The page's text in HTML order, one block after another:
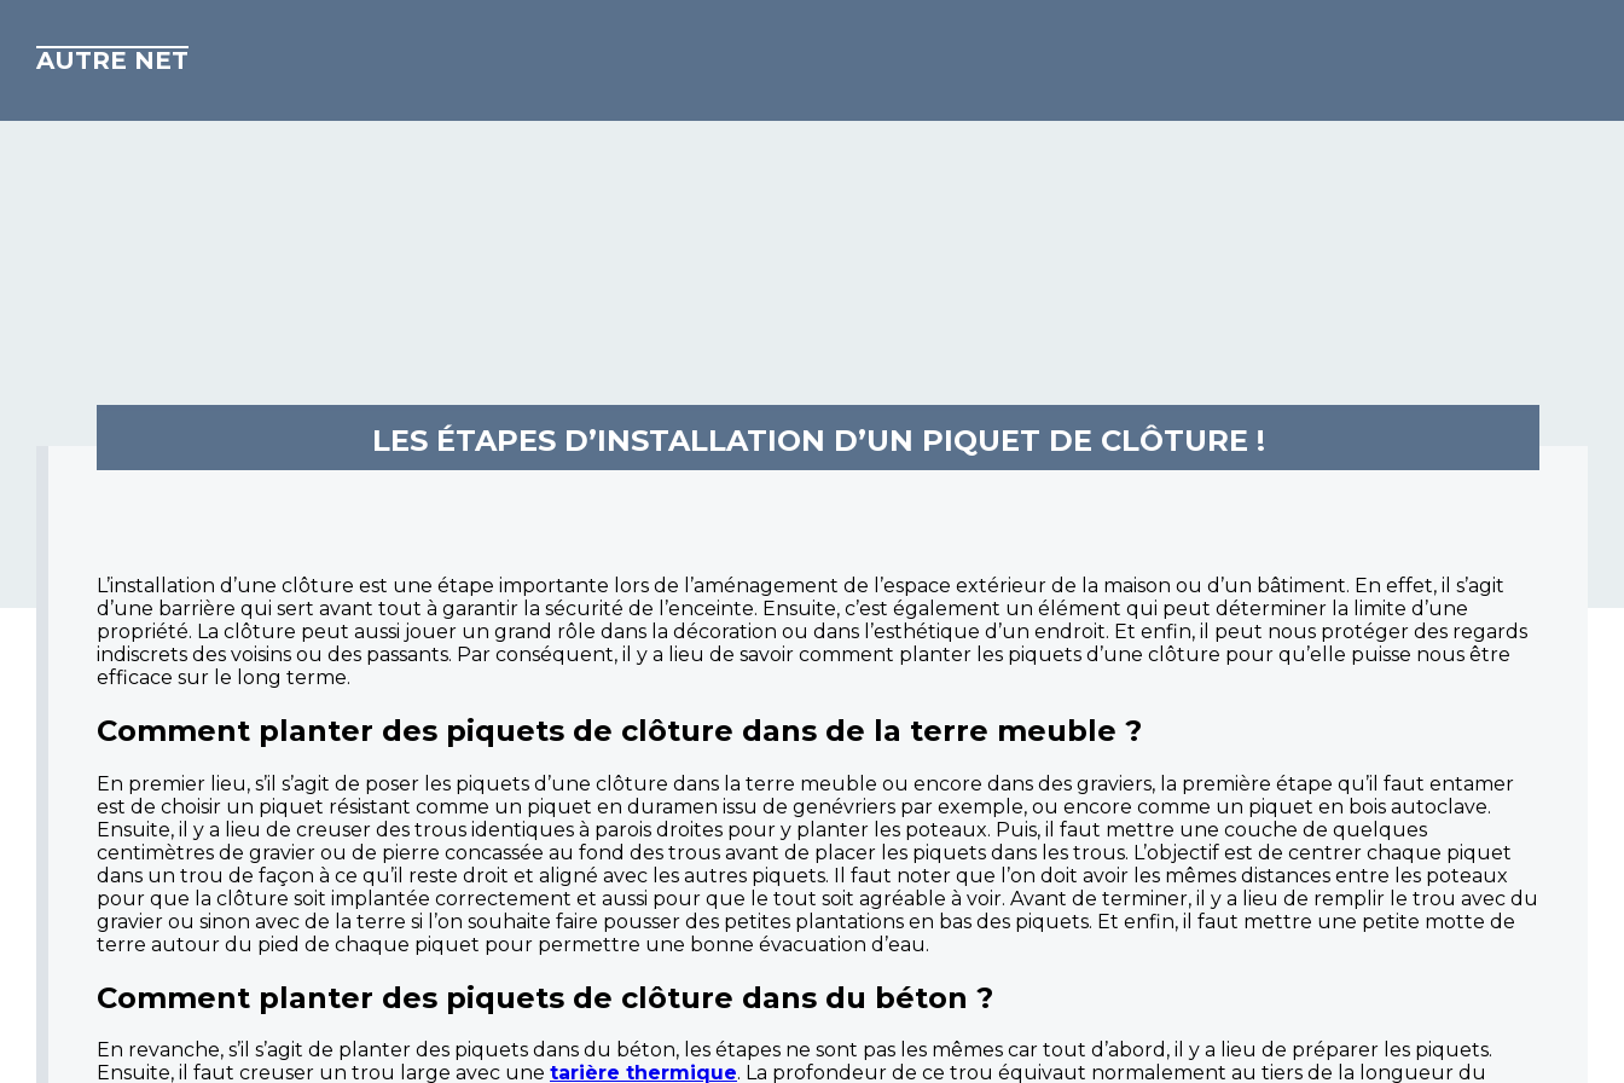
AUTRE NET
LES ÉTAPES D’INSTALLATION D’UN PIQUET DE CLÔTURE !
L’installation d’une clôture est une étape importante lors de l’aménagement de l’espace extérieur de la maison ou d’un bâtiment. En effet, il s’agit
d’une barrière qui sert avant tout à garantir la sécurité de l’enceinte. Ensuite, c’est également un élément qui peut déterminer la limite d’une
propriété. La clôture peut aussi jouer un grand rôle dans la décoration ou dans l’esthétique d’un endroit. Et enfin, il peut nous protéger des regards
indiscrets des voisins ou des passants. Par conséquent, il y a lieu de savoir comment planter les piquets d’une clôture pour qu’elle puisse nous être
efficace sur le long terme.
Comment planter des piquets de clôture dans de la terre meuble ?
En premier lieu, s’il s’agit de poser les piquets d’une clôture dans la terre meuble ou encore dans des graviers, la première étape qu’il faut entamer
est de choisir un piquet résistant comme un piquet en duramen issu de genévriers par exemple, ou encore comme un piquet en bois autoclave.
Ensuite, il y a lieu de creuser des trous identiques à parois droites pour y planter les poteaux. Puis, il faut mettre une couche de quelques
centimètres de gravier ou de pierre concassée au fond des trous avant de placer les piquets dans les trous. L’objectif est de centrer chaque piquet
dans un trou de façon à ce qu’il reste droit et aligné avec les autres piquets. Il faut noter que l’on doit avoir les mêmes distances entre les poteaux
pour que la clôture soit implantée correctement et aussi pour que le tout soit agréable à voir. Avant de terminer, il y a lieu de remplir le trou avec du
gravier ou sinon avec de la terre si l’on souhaite faire pousser des petites plantations en bas des piquets. Et enfin, il faut mettre une petite motte de
terre autour du pied de chaque piquet pour permettre une bonne évacuation d’eau.
Comment planter des piquets de clôture dans du béton ?
En revanche, s’il s’agit de planter des piquets dans du béton, les étapes ne sont pas les mêmes car tout d’abord, il y a lieu de préparer les piquets.
Ensuite, il faut creuser un trou large avec une tarière thermique. La profondeur de ce trou équivaut normalement au tiers de la longueur du